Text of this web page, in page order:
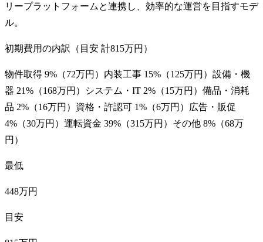
リープラットフォームと連携し、効率的な運営を目指すモデ
ル。
初期費用の内訳（目安 計815万円 ）
物件取得 9%（72万円 ） 内装工事 15%（125万円 ） 設備・機
器 21%（168万円 ） システム・IT 2%（15万円 ） 備品・消耗
品 2%（16万円 ） 資格・許認可 1%（6万円 ）
広告・販促
4%（30万円 ） 運転資金 39%（315万円 ） その他 8%（68万
円 ）
最低
448万円
目安